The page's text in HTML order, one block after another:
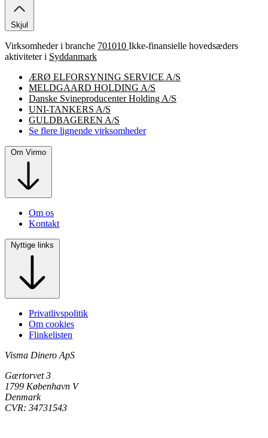
Skjul
Virksomheder i branche 701010 Ikke-finansielle hovedsæders
aktiviteter i Syddanmark
ÆRØ ELFORSYNING SERVICE A/S
MELDGAARD HOLDING A/S
Danske Svineproducenter Holding A/S
UNI-TANKERS A/S
GULDBAGEREN A/S
Se flere lignende virksomheder
Om Virmo
Om os
Kontakt
Nyttige links
Privatlivspolitik
Om cookies
Flinkelisten
Visma Dinero ApS
Gærtorvet 3
1799 København V
Denmark
CVR: 34731543